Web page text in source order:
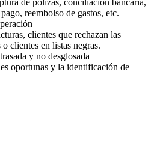
de pólizas, conciliación bancaria,
reembolso de gastos, etc.
clientes que rechazan las
clientes en listas negras.
y no desglosada
oportunas y la identificación de